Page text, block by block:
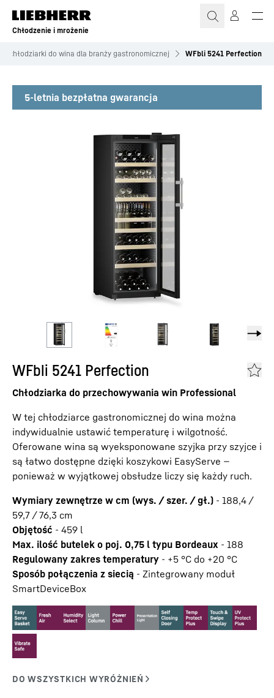
Chłodzenie i mrożenie
chłodziarki do wina dla branży gastronomicznej WFbli 5241 Perfection
5-letnia bezpłatna gwarancja
WFbli 5241 Perfection
Chłodziarka do przechowywania win Professional
W tej chłodziarce gastronomicznej do wina można
indywidualnie ustawić temperaturę i wilgotność.
Oferowane wina są wyeksponowane szyjka przy szyjce i
są łatwo dostępne dzięki koszykowi EasyServe —
ponieważ w wyjątkowej obsłudze liczy się każdy ruch.
Wymiary zewnętrze w cm (wys. / szer. / gł.) - 188,4 /
59,7 / 76,3 cm
Objętość - 459 l
Max. ilość butelek o poj. 0,75 l typu Bordeaux - 188
Regulowany zakres temperatury - +5 °C do +20 °C
Sposób połączenia z siecią - Zintegrowany moduł
SmartDeviceBox